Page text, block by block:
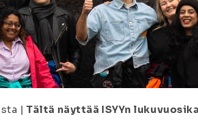
| Tältä näyttää ISYYn